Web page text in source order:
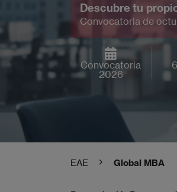
Convocatoria
2026
Descubre tu
Convocatoria de
EAE Global MBA